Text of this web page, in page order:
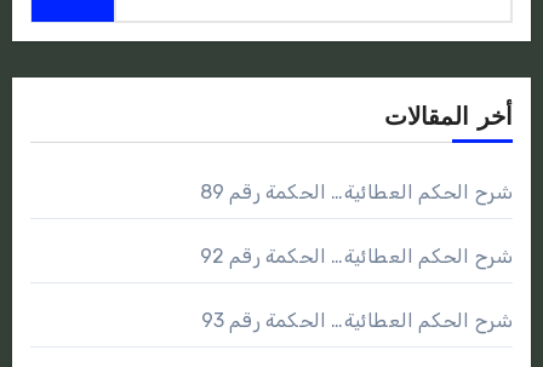
أخر المقالات
شرح الحكم العطائية… الحكمة رقم 89
شرح الحكم العطائية… الحكمة رقم 92
شرح الحكم العطائية… الحكمة رقم 93